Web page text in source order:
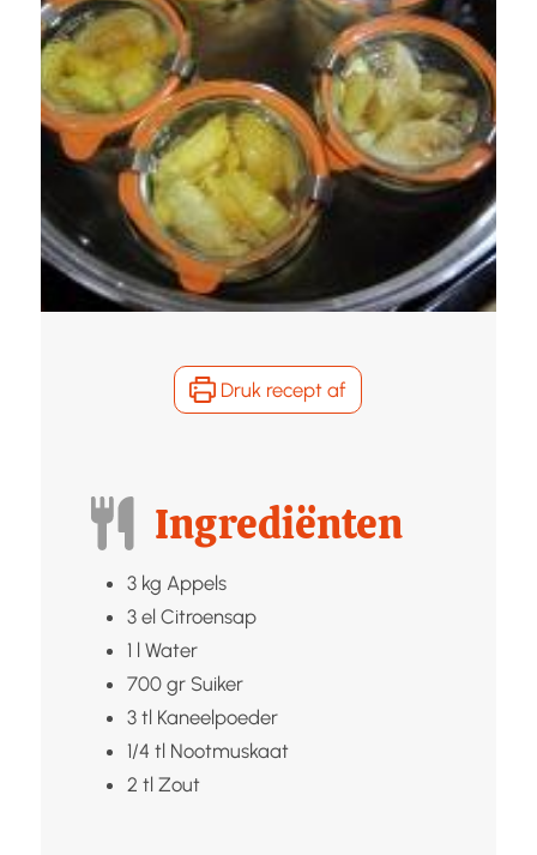
Druk recept af
Ingrediënten
3 kg Appels
3 el Citroensap
1 l Water
700 gr Suiker
3 tl Kaneelpoeder
1/4 tl Nootmuskaat
2 tl Zout